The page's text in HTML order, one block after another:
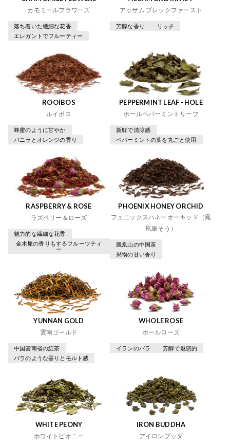
カモミールフラワーズ
落ち着いた繊細な花香
エレガントでフルーティー
アッサム ブレックファースト
芳醇な香り リッチ
ROOIBOS
ルイボス
蜂蜜のように甘やか
バニラとオレンジの香り
PEPPERMINT LEAF - HOLE
ホールペパーミントリーフ
新鮮で清涼感
ペパーミントの葉を丸ごと使用
RASPBERRY & ROSE
ラズベリー＆ローズ
魅力的な繊細な花香
金木犀の香りもするフルーツティ
ー
PHOENIX HONEY ORCHID
フェニックスハネーオーキッド（鳳
凰単そう）
鳳凰山の中国茶
果物の甘い香り
YUNNAN GOLD
雲南ゴールド
中国雲南省の紅茶
バラのような香りとモルト感
WHOLE ROSE
ホールローズ
イランのバラ 芳醇で魅惑的
WHITE PEONY
ホワイトピオニー
IRON BUDDHA
アイロンブッダ